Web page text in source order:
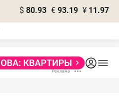
$ 80.93 € 93.19 ¥ 11.97